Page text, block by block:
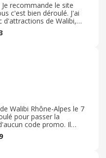
recommande le site
c'est bien déroulé. J'ai
d'attractions de Walibi,
comparé à d'autres.
avec vos enfants
! Merci ebuyclub
plaisir de faire des
Walibi Rhône-Alpes le 7
pour passer la
code promo. Il
à proximité de chez
en temps. Les